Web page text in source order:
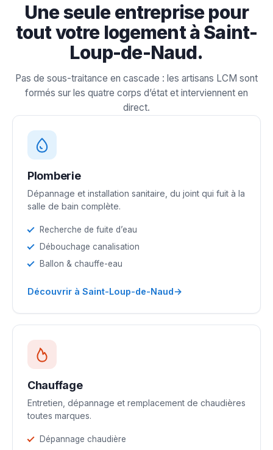
Une seule entreprise pour
tout votre logement à Saint-
Loup-de-Naud.
Pas de sous-traitance en cascade : les artisans LCM sont
formés sur les quatre corps d’état et interviennent en
direct.
Plomberie
Dépannage et installation sanitaire, du joint qui fuit à la
salle de bain complète.
Recherche de fuite d’eau
Débouchage canalisation
Ballon & chauffe-eau
Découvrir à Saint-Loup-de-Naud→
Chauffage
Entretien, dépannage et remplacement de chaudières
toutes marques.
Dépannage chaudière